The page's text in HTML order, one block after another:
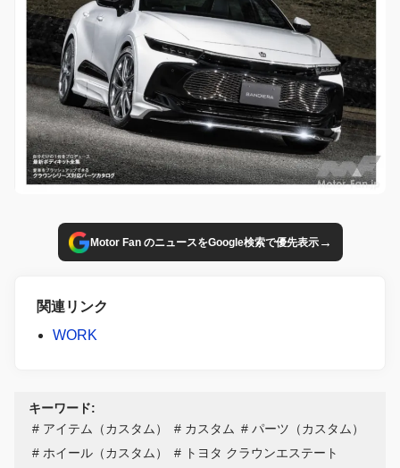
Motor Fan のニュースをGoogle検索で優先表示→
関連リンク
WORK
キーワード:
アイテム（カスタム）
カスタム
パーツ（カスタム）
ホイール（カスタム）
トヨタ クラウンエステート